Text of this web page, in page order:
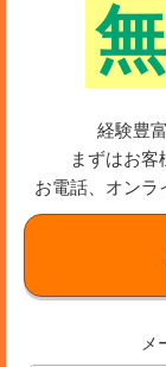
無
経験豊
まずはお客
お電話、オンラ
メ